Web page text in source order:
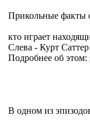
Прикольные факты
кто играет
Слева - Курт
Подробнее об этом:
В одном из